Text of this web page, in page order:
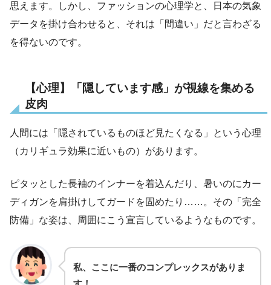
思えます。しかし、ファッションの心理学と、日本の気象
データを掛け合わせると、それは「間違い」だと言わざる
を得ないのです。
【心理】「隠しています感」が視線を集める
皮肉
人間には「隠されているものほど見たくなる」という心理
（カリギュラ効果に近いもの）があります。
ピタッとした長袖のインナーを着込んだり、暑いのにカー
ディガンを肩掛けしてガードを固めたり……。その「完全
防備」な姿は、周囲にこう宣言しているようなものです。
私、ここに一番のコンプレックスがありま